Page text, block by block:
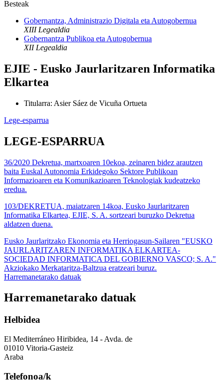
Besteak
Gobernantza, Administrazio Digitala eta Autogobernua
XIII Legealdia
Gobernantza Publikoa eta Autogobernua
XII Legealdia
EJIE - Eusko Jaurlaritzaren Informatika
Elkartea
Titularra: Asier Sáez de Vicuña Ortueta
Lege-esparrua
LEGE-ESPARRUA
36/2020 Dekretua, martxoaren 10ekoa, zeinaren bidez arautzen
baita Euskal Autonomia Erkidegoko Sektore Publikoan
Informazioaren eta Komunikazioaren Teknologiak kudeatzeko
eredua.
103/DEKRETUA, maiatzaren 14koa, Eusko Jaurlaritzaren
Informatika Elkartea, EJIE, S. A. sortzeari buruzko Dekretua
aldatzen duena.
Eusko Jaurlaritzako Ekonomia eta Herriogasun-Sailaren "EUSKO
JAURLARITZAREN INFORMATIKA ELKARTEA-
SOCIEDAD INFORMATICA DEL GOBIERNO VASCO; S. A."
Akziokako Merkataritza-Baltzua eratzeari buruz.
Harremanetarako datuak
Harremanetarako datuak
Helbidea
El Mediterráneo Hiribidea, 14 - Avda. de
01010 Vitoria-Gasteiz
Araba
Telefonoa/k